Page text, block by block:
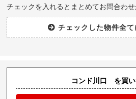
チェックを入れるとまとめてお問合わせ
コンド川口 を買